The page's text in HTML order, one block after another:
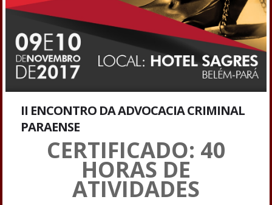
II ENCONTRO DA ADVOCACIA CRIMINAL
PARAENSE
CERTIFICADO: 40
HORAS DE
ATIVIDADES